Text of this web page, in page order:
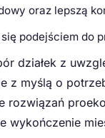
oraz lepszą
się podejściem do
działek z
z myślą o
rozwiązań
wykończenie